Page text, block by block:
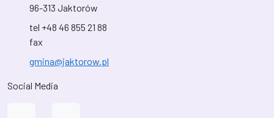
96-313 Jaktorów
tel +48 46 855 21 88
fax
gmina@jaktorow.pl
Social Media